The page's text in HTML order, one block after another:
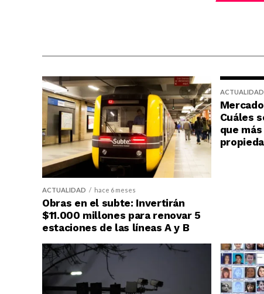
ACTUALIDAD hace 6 meses
Obras en el subte: Invertirán
$11.000 millones para renovar 5
estaciones de las líneas A y B
ACTUALIDAD
Cuáles
que